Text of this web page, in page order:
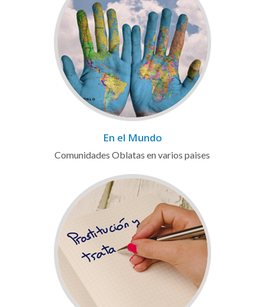
En el Mundo
Comunidades Oblatas en varios paises